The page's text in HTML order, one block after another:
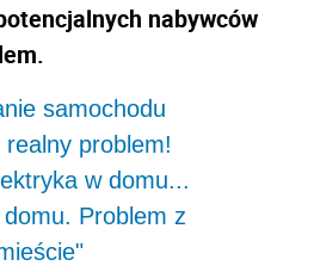
nabywców
samochodu
problem!
w domu...
domu. Problem z